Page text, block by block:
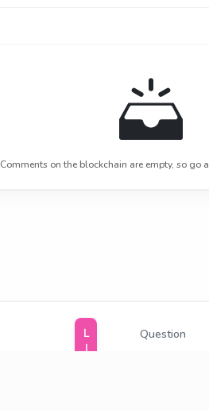
Comments on the blockchain are empty, so go
LINKS Question